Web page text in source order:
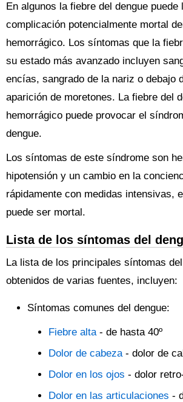
En algunos la fiebre del dengue puede
complicación potencialmente mortal
hemorrágico. Los síntomas que la
su estado más avanzado incluyen
encías, sangrado de la nariz o debajo
aparición de moretones. La fiebre del
hemorrágico puede provocar el
dengue.
Los síntomas de este síndrome son
hipotensión y un cambio en la
rápidamente con medidas intensivas,
puede ser mortal.
Lista de los síntomas del
La lista de los principales síntomas
obtenidos de varias fuentes, incluyen:
Síntomas comunes del dengue:
Fiebre alta- de hasta 40º
Dolor de cabeza- dolor de
Dolor en los ojos - dolor
Dolor en las articulaciones -